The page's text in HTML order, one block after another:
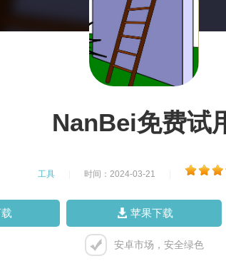
NanBei免费试
工具 时间：2024-03-21
苹果下载
安卓市场，安全绿色